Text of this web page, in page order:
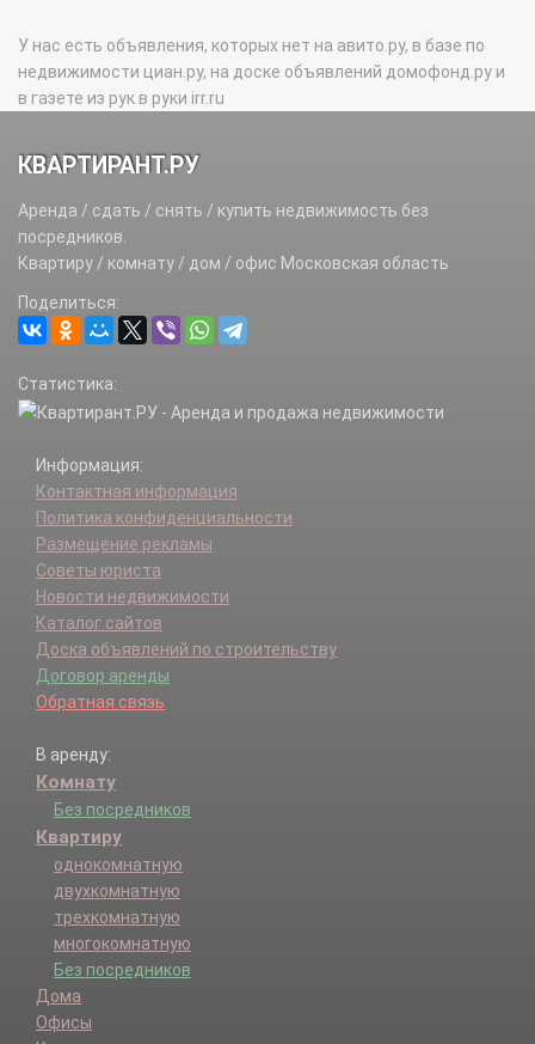
У нас есть объявления, которых нет на авито.ру, в базе по
недвижимости циан.ру, на доске объявлений домофонд.ру и
в газете из рук в руки irr.ru
КВАРТИРАНТ.РУ
Аренда / сдать / снять / купить недвижимость без
посредников.
Квартиру / комнату / дом / офис Московская область
Поделиться:
Статистика:
Информация:
Контактная информация
Политика конфиденциальности
Размещение рекламы
Советы юриста
Новости недвижимости
Каталог сайтов
Доска объявлений по строительству
Договор аренды
Обратная связь
В аренду:
Комнату
Без посредников
Квартиру
однокомнатную
двухкомнатную
трехкомнатную
многокомнатную
Без посредников
Дома
Офисы